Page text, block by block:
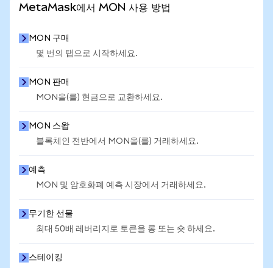
MetaMask에서 MON 사용 방법
MON 구매
몇 번의 탭으로 시작하세요.
MON 판매
MON을(를) 현금으로 교환하세요.
MON 스왑
블록체인 전반에서 MON을(를) 거래하세요.
예측
MON 및 암호화폐 예측 시장에서 거래하세요.
무기한 선물
최대 50배 레버리지로 토큰을 롱 또는 숏 하세요.
스테이킹